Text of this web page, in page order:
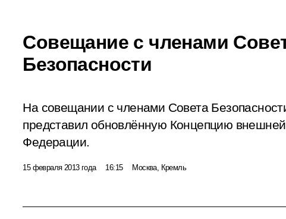
Совещание с членами
Безопасности
На совещании с членами Совета
представил обновлённую Концепцию внешней
Федерации.
15 февраля 2013 года 16:15 Москва, Кремль